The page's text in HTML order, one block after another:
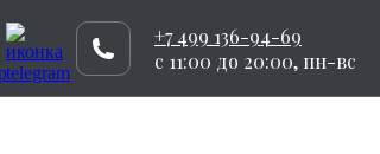
+7 499 136-94-69
c 11:00 до 20:00, пн-вс